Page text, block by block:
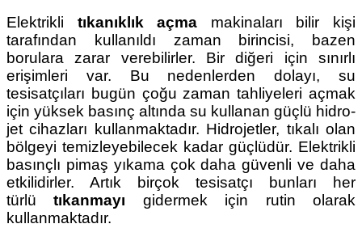
Elektrikli tıkanıklık açma makinaları bilir kişi
tarafından kullanıldı zaman birincisi, bazen
borulara zarar verebilirler. Bir diğeri için sınırlı
erişimleri var. Bu nedenlerden dolayı, su
tesisatçıları bugün çoğu zaman tahliyeleri açmak
için yüksek basınç altında su kullanan güçlü hidro-
jet cihazları kullanmaktadır. Hidrojetler, tıkalı olan
bölgeyi temizleyebilecek kadar güçlüdür. Elektrikli
basınçlı pimaş yıkama çok daha güvenli ve daha
etkilidirler. Artık birçok tesisatçı bunları her
türlü tıkanmayı gidermek için rutin olarak
kullanmaktadır.